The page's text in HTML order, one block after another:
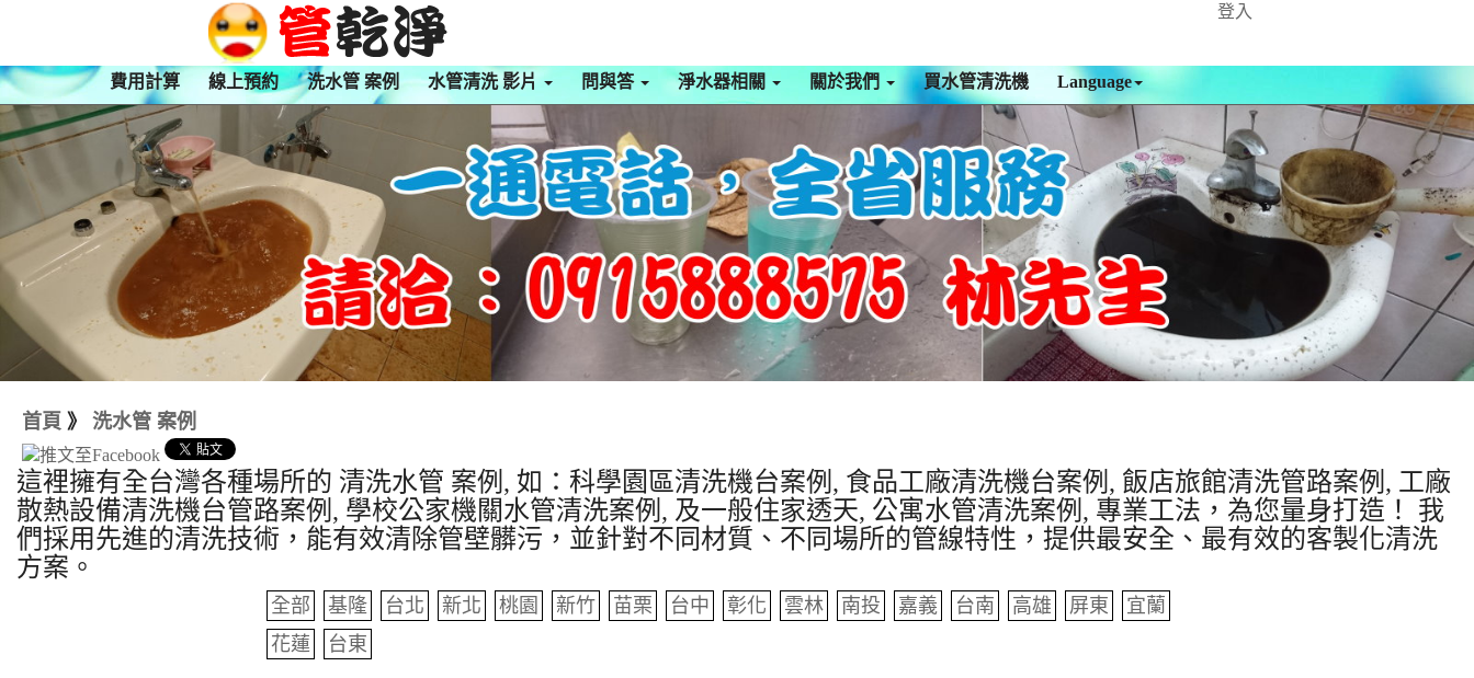
登入
費用計算 線上預約 洗水管 案例 水管清洗 影片 問與答 淨水器相關 關於我們 買水管清洗機 Language
首頁 》 洗水管 案例
這裡擁有全台灣各種場所的 清洗水管 案例, 如：科學園區清洗機台案例, 食品工廠清洗機台案例, 飯店旅館清洗管路案例, 工廠
散熱設備清洗機台管路案例, 學校公家機關水管清洗案例, 及一般住家透天, 公寓水管清洗案例, 專業工法，為您量身打造！ 我
們採用先進的清洗技術，能有效清除管壁髒污，並針對不同材質、不同場所的管線特性，提供最安全、最有效的客製化清洗
方案。
全部 基隆 台北 新北 桃園 新竹 苗栗 台中 彰化 雲林 南投 嘉義 台南 高雄 屏東
宜蘭
花蓮
台東